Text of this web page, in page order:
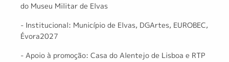
do Museu Militar de Elvas
- Institucional: Município de Elvas, DGArtes, EUROBEC,
Évora2027
- Apoio à promoção: Casa do Alentejo de Lisboa e RTP